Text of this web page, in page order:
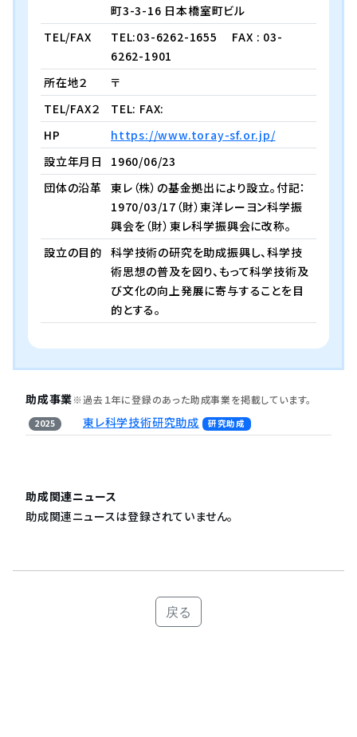
町3-3-16 日本橋室町ビル
TEL/FAX
TEL:03-6262-1655
FAX : 03-
6262-1901
所在地２
〒
TEL/FAX２
TEL: FAX:
HP
https://www.toray-sf.or.jp/
設立年月日
1960/06/23
団体の沿革
東レ（株）の基金拠出により設立。付記：
1970/03/17（財）東洋レーヨン科学振
興会を（財）東レ科学振興会に改称。
設立の目的 科学技術の研究を助成振興し、科学技
術思想の普及を図り、もって科学技術及
び文化の向上発展に寄与することを目
的とする。
助成事業※過去１年に登録のあった助成事業を掲載しています。
2025 東レ科学技術研究助成 研究助成
助成関連ニュース
助成関連ニュースは登録されていません。
戻る